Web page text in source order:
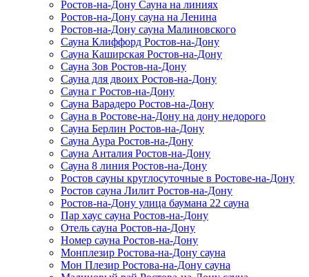
Ростов-на-Дону Сауна на линиях
Ростов-на-Дону сауна на Ленина
Ростов-на-Дону сауна Малиновского
Сауна Клиффорд Ростов-на-Дону
Сауна Каширская Ростов-на-Дону
Сауна Зов Ростов-на-Дону
Сауна для двоих Ростов-на-Дону
Сауна г Ростов-на-Дону
Сауна Варадеро Ростов-на-Дону
Сауна в Ростове-на-Дону на дону недорого
Сауна Берлин Ростов-на-Дону
Сауна Аура Ростов-на-Дону
Сауна Анталия Ростов-на-Дону
Сауна 8 линия Ростов-на-Дону
Ростов сауны круглосуточные в Ростове-на-Дону
Ростов сауна Лилит Ростов-на-Дону
Ростов-на-Дону улица баумана 22 сауна
Пар хаус сауна Ростов-на-Дону
Отель сауна Ростов-на-Дону
Номер сауна Ростов-на-Дону
Монплезир Ростова-на-Дону сауна
Мон Плезир Ростова-на-Дону сауна